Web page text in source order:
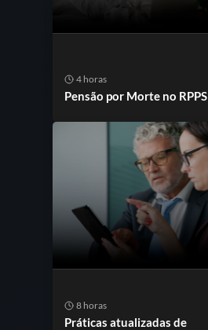
4 horas
Pensão por Morte no RPPS
8 horas
Práticas atualizadas de